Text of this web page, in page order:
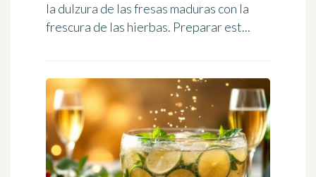
la dulzura de las fresas maduras con la
frescura de las hierbas. Preparar est...